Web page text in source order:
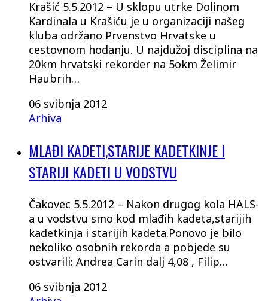
Krašić 5.5.2012 – U sklopu utrke Dolinom
Kardinala u Krašiću je u organizaciji našeg
kluba održano Prvenstvo Hrvatske u
cestovnom hodanju. U najdužoj disciplina na
20km hrvatski rekorder na 5okm Želimir
Haubrih…
06 svibnja 2012
Arhiva
MLAĐI KADETI,STARIJE KADETKINJE I
STARIJI KADETI U VODSTVU
Čakovec 5.5.2012 – Nakon drugog kola HALS-
a u vodstvu smo kod mlađih kadeta,starijih
kadetkinja i starijih kadeta.Ponovo je bilo
nekoliko osobnih rekorda a pobjede su
ostvarili: Andrea Carin dalj 4,08 , Filip…
06 svibnja 2012